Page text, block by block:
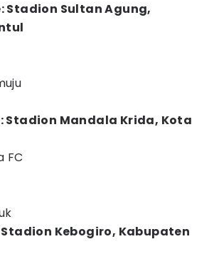
Stadion Sultan Agung,
Stadion Mandala Krida, Kota
FC
Stadion Kebogiro, Kabupaten